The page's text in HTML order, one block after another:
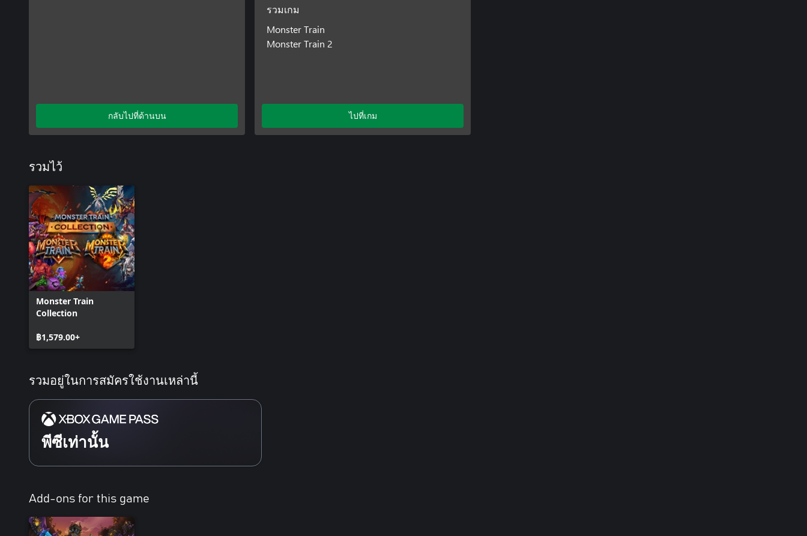
กลับไปที่ด้านบน
รวมเกม
Monster Train
Monster Train 2
ไปที่เกม
รวมไว้
Monster Train
Collection
฿1,579.00+
รวมอยู่ในการสมัครใช้งานเหล่านี้
พีซีเท่านั้น
Add-ons for this game